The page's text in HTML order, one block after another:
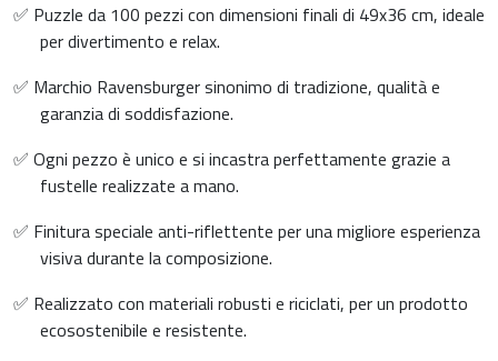
✅ Puzzle da 100 pezzi con dimensioni finali di 49x36 cm, ideale
per divertimento e relax.
✅ Marchio Ravensburger sinonimo di tradizione, qualità e
garanzia di soddisfazione.
✅ Ogni pezzo è unico e si incastra perfettamente grazie a
fustelle realizzate a mano.
✅ Finitura speciale anti-riflettente per una migliore esperienza
visiva durante la composizione.
✅ Realizzato con materiali robusti e riciclati, per un prodotto
ecosostenibile e resistente.